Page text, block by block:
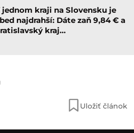
jednom kraji na Slovensku je
najdrahší: Dáte zaň 9,84 € a
kraj…
Uložiť článok